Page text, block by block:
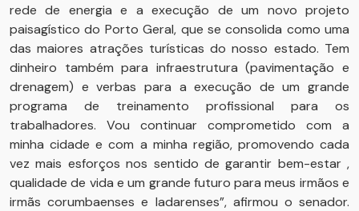
rede de energia e a execução de um novo projeto
paisagístico do Porto Geral, que se consolida como uma
das maiores atrações turísticas do nosso estado. Tem
dinheiro também para infraestrutura (pavimentação e
drenagem) e verbas para a execução de um grande
programa de treinamento profissional para os
trabalhadores. Vou continuar comprometido com a
minha cidade e com a minha região, promovendo cada
vez mais esforços nos sentido de garantir bem-estar ,
qualidade de vida e um grande futuro para meus irmãos e
irmãs corumbaenses e ladarenses”, afirmou o senador.